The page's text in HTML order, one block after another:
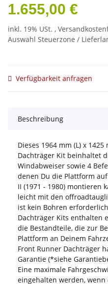
1.655,00 €
inkl. 19% USt. ,
Auswahl Steuerzone /
Verfügbarkeit anfragen
Beschreibung
Dieses 1964 mm (L) x
Dachträger Kit beinhaltet
Windabweiser sowie 4
denen Du die Plattform
II (1971 - 1980) montieren
leicht mit den
ist kein Bohren
Dachträger Kits enthalten
die Bestandteile, die zur
Plattform an Deinem
Front Runner Dachträger
Garantie (*siehe
Eine maximale
eingehalten werden,